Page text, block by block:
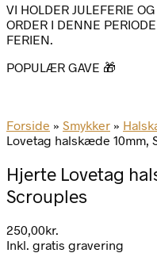
VI HOLDER JULEFERIE
ORDER I DENNE
FERIEN.
POPULÆR GAVE 🎁
Forside » Smykker »
Lovetag halskæde 10mm,
Hjerte Lovetag
Scrouples
250,00kr.
Inkl. gratis gravering